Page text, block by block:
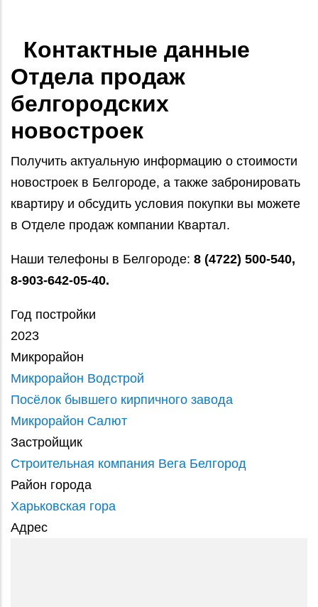
Контактные данные
Отдела продаж
белгородских
новостроек
Получить актуальную информацию о стоимости
новостроек в Белгороде, а также забронировать
квартиру и обсудить условия покупки вы можете
в Отделе продаж компании Квартал.
Наши телефоны в Белгороде: 8 (4722) 500-540,
8-903-642-05-40.
Год постройки
2023
Микрорайон
Микрорайон Водстрой
Посёлок бывшего кирпичного завода
Микрорайон Салют
Застройщик
Строительная компания Вега Белгород
Район города
Харьковская гора
Адрес